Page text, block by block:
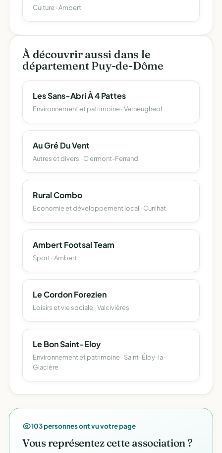
Culture · Ambert
À découvrir aussi dans le
département Puy-de-Dôme
Les Sans-Abri À 4 Pattes
Environnement et patrimoine · Verneugheol
Au Gré Du Vent
Autres et divers · Clermont-Ferrand
Rural Combo
Economie et développement local · Cunlhat
Ambert Footsal Team
Sport · Ambert
Le Cordon Forezien
Loisirs et vie sociale · Valcivières
Le Bon Saint-Eloy
Environnement et patrimoine · Saint-Éloy-la-
Glacière
103 personnes ont vu votre page
Vous représentez cette association ?